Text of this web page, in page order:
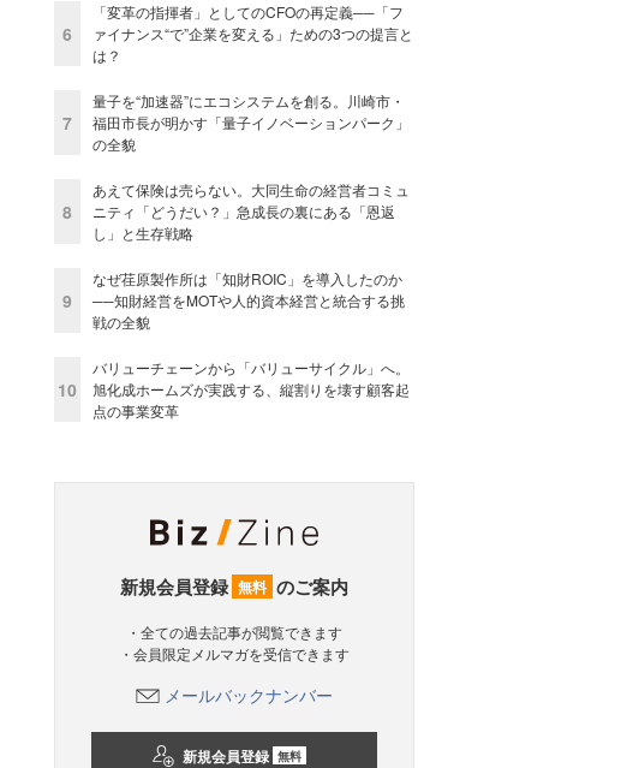
6
「変革の指揮者」としてのCFOの再定義──「フ
ァイナンス“で”企業を変える」ための3つの提言と
は？
7
量子を“加速器”にエコシステムを創る。川崎市・
福田市長が明かす「量子イノベーションパーク」
の全貌
8
あえて保険は売らない。大同生命の経営者コミュ
ニティ「どうだい？」急成長の裏にある「恩返
し」と生存戦略
9
なぜ荏原製作所は「知財ROIC」を導入したのか
──知財経営をMOTや人的資本経営と統合する挑
戦の全貌
10
バリューチェーンから「バリューサイクル」へ。
旭化成ホームズが実践する、縦割りを壊す顧客起
点の事業変革
新規会員登録 無料 のご案内
・全ての過去記事が閲覧できます
・会員限定メルマガを受信できます
メールバックナンバー
新規会員登録 無料